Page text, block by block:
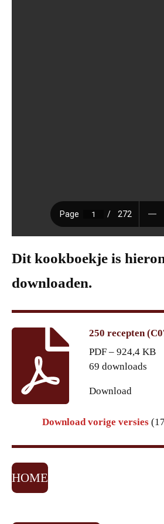
Dit kookboekje is
downloaden.
250 recepten
PDF – 924,4 KB
69 downloads
Download
Download vorige versies
HOME